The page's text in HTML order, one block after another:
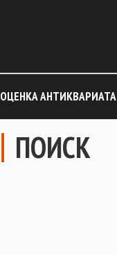
ОЦЕНКА АНТИКВАРИАТА
ПОИСК